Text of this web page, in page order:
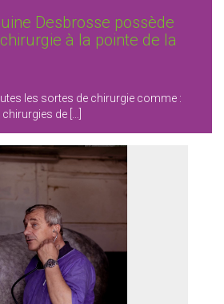
Desbrosse possède
à la pointe de la
les sortes de chirurgie comme :
de […]